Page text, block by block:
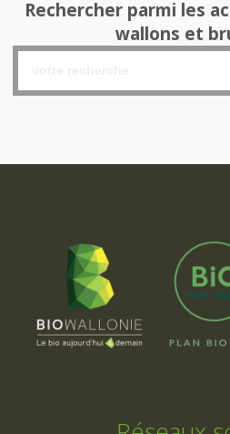
Rechercher parmi les
wallons et